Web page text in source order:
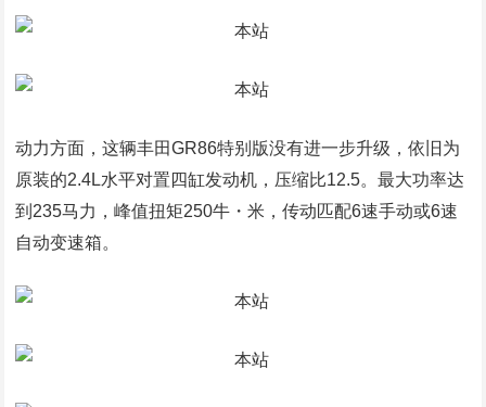
动力方面，这辆丰田GR86特别版没有进一步升级，依旧为
原装的2.4L水平对置四缸发动机，压缩比12.5。最大功率达
到235马力，峰值扭矩250牛・米，传动匹配6速手动或6速
自动变速箱。